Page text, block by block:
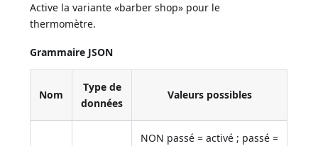
Active la variante «barber shop» pour le
thermomètre.
Grammaire JSON
Nom
Type de
données
Valeurs possibles
NON passé = activé ; passé =